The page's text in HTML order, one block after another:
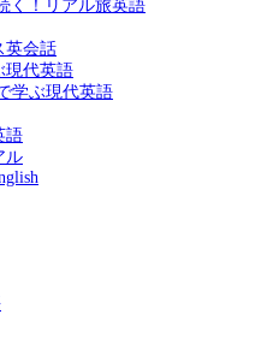
く！リアル旅英語
英会話
現代英語
学ぶ現代英語
語
ル